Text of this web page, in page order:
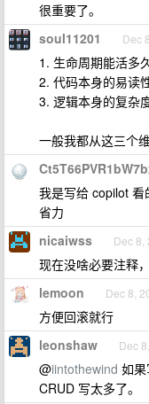
很重要了。
soul11201 Dec
1. 生命周期能活多
2. 代码本身的易读
3. 逻辑本身的复杂
一般我都从这三个
我是写给 copilot
省力
nicaiwss Dec 8,
现在没啥必要注释
lemoon Dec 8,
方便回滚就行
leonshaw Dec
@iintothewind 如
CRUD 写太多了。